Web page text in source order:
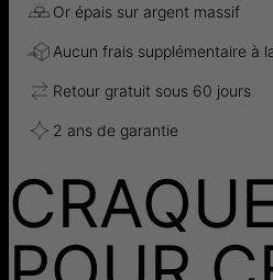
Or épais sur argent massif
Aucun frais supplémentaire à
Retour gratuit sous 60 jours
2 ans de garantie